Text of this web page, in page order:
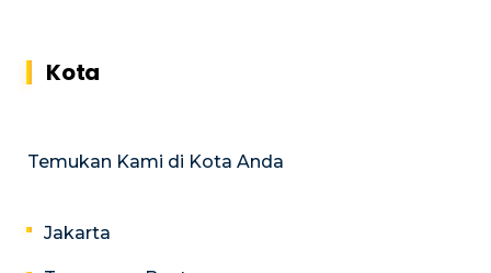
Kota
Temukan Kami di Kota Anda
Jakarta